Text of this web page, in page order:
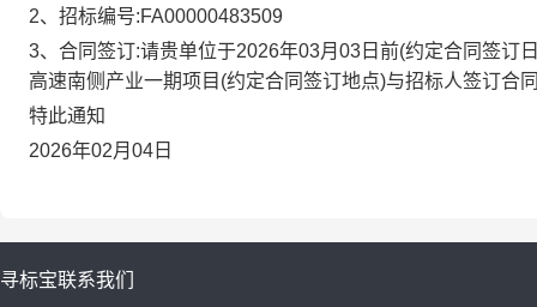
2、招标编号:FA00000483509
3、合同签订:请贵单位于2026年03月03日 前(约定合同签订
高速南侧产业一期项目 (约定合同签订地点)与招标人签订合
特此通知
2026年02月04日
寻标宝联系我们